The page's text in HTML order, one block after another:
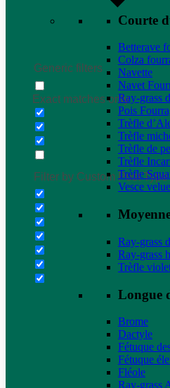
Generic filters
Exact matches only
Filter by Custom Post Type
Courte
Betterave
Colza
Navette
Navet
Ray-grass
Pois
Trèfle
Trèfle
Trèfle de
Trèfle
Trèfle
Vesce velue
Ray-grass
Ray-grass
Trèfle
Longue
Brome
Dactyle
Fétuque
Fétuque
Fléole
Ray-grass